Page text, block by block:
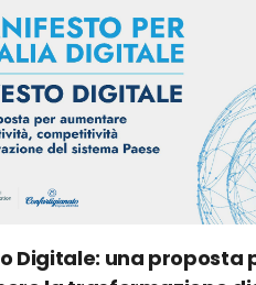
Digitale: una proposta